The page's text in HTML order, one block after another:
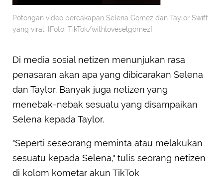
Potongan video percakapan Selena Gomez dan Taylor Swift
yang viral. [Foto: TikTok/withloveselgomez]
Di media sosial netizen menunjukan rasa
penasaran akan apa yang dibicarakan Selena
dan Taylor. Banyak juga netizen yang
menebak-nebak sesuatu yang disampaikan
Selena kepada Taylor.
"Seperti seseorang meminta atau melakukan
sesuatu kepada Selena," tulis seorang netizen
di kolom kometar akun TikTok